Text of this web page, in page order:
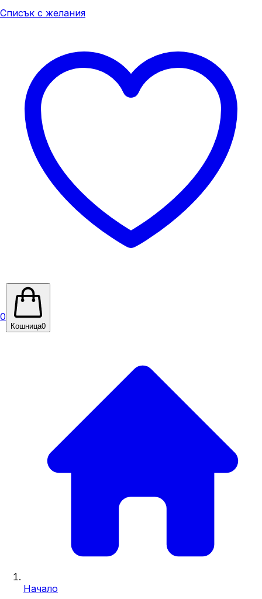
Списък с желания
0
Кошница0
Начало